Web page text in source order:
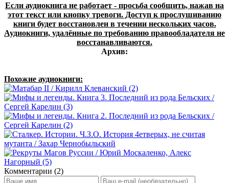
Если аудиокнига не работает - просьба сообщить, нажав на
этот текст или кнопку тревоги. Доступ к прослушиванию
книги будет восстановлен в течении нескольких часов.
Аудиокниги, удалённые по требованию правообладателя не
восстанавливаются.
Архив:
Похожие аудиокниги:
Комментарии (2)